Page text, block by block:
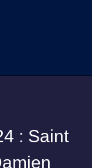
: Saint